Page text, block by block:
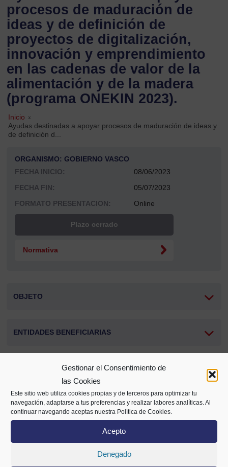
Gestionar el Consentimiento de
las Cookies
Este sitio web utiliza cookies propias y de terceros para optimizar tu
navegación, adaptarse a tus preferencias y realizar labores analíticas. Al
continuar navegando aceptas nuestra Política de Cookies.
Acepto
Denegado
procesos de maduración de
ideas y de definición de
proyectos de digitalización,
innovación y emprendimiento
en las cadenas de valor de la
alimentación y de la madera
(programa ONEKIN 2023).
Inicio »
Ayudas destinadas a apoyar procesos de maduración de ideas y
de definición d...
ORGANISMO: GOBIERNO VASCO
FECHA INICIO:
08/06/2023
FECHA FIN:
05/07/2023
FORMATO PRESENTACION:
Online
Plazo cerrado
Normativa
OBJETO
ENTIDADES BENEFICIARIAS
CONCEPTO SUBVENCIONABLE
IMPORTE SUBVENCION